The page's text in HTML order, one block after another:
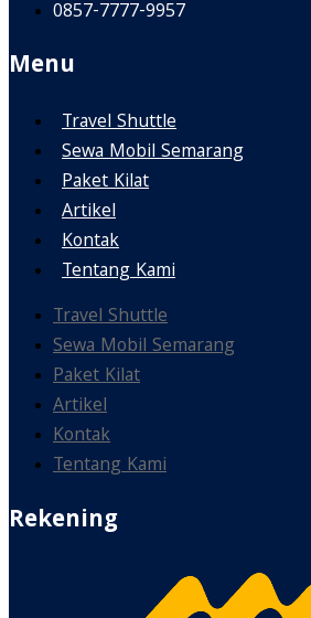
0857-7777-9957
Menu
Travel Shuttle
Sewa Mobil Semarang
Paket Kilat
Artikel
Kontak
Tentang Kami
Travel Shuttle
Sewa Mobil Semarang
Paket Kilat
Artikel
Kontak
Tentang Kami
Rekening